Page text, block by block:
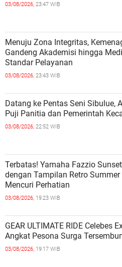
03/08/2026, 23:47 WIB
Menuju Zona Integritas,
Gandeng Akademisi hingga
Standar Pelayanan
03/08/2026, 23:43 WIB
Datang ke Pentas Seni Sibulue,
Puji Panitia dan Pemerintah
03/08/2026, 22:52 WIB
Terbatas! Yamaha Fazzio
dengan Tampilan Retro Summer
Mencuri Perhatian
03/08/2026, 19:23 WIB
GEAR ULTIMATE RIDE Celebes
Angkat Pesona Surga
03/08/2026, 19:17 WIB